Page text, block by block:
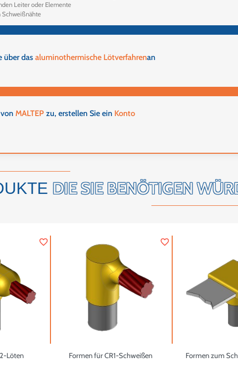
Leiter oder Elemente
Schweißnähte
über dasaluminothermische Lötverfahrenan
vonMALTEP zu, erstellen Sie ein Konto
DIE SIE BENÖTIGEN
Löten
favorite_border
Formen für CR1-Schweißen
favorite_border
Formen zum